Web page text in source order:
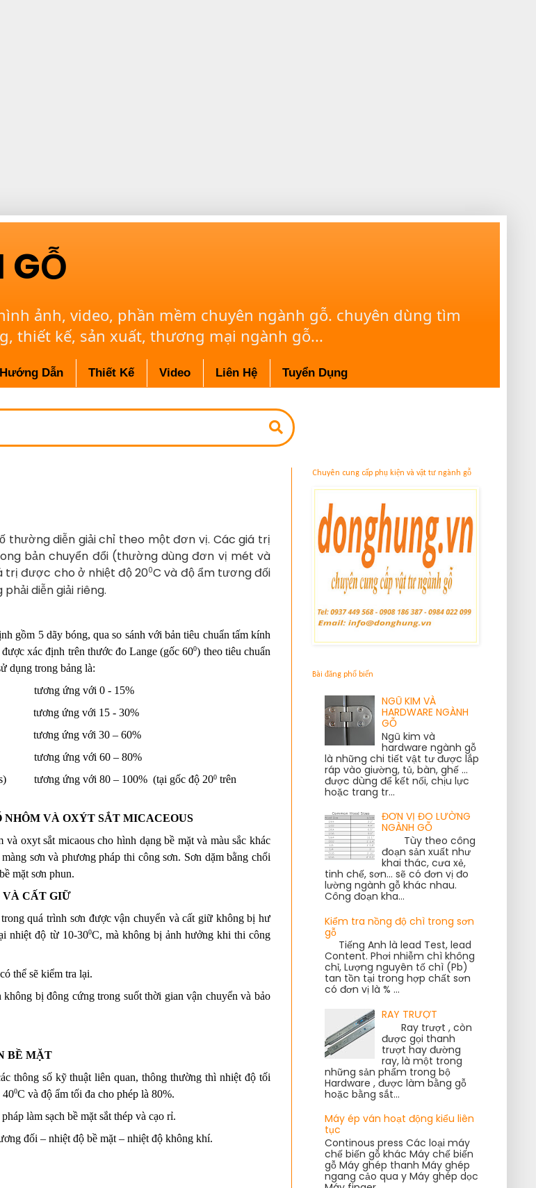
GỖ
ảnh, video, phần mềm chuyên ngành gỗ. chuyên dùng tìm
thiết kế, sản xuất, thương mại ngành gỗ...
Hướng Dẫn Thiết Kế Video Liên Hệ Tuyển Dụng
thường diễn giải chỉ theo một đơn vị. Các giá trị
bản chuyển đổi (thường dùng đơn vị mét và
trị được cho ở nhiệt độ 200C và độ ẩm tương đối
diễn giải riêng.
gồm 5 dãy bóng, qua so sánh với bản tiêu chuẩn tấm kính
xác định trên thước đo Lange (gốc 600) theo tiêu chuẩn
dụng trong bảng là:
tương ứng với 0 - 15%
tương ứng với 15 - 30%
tương ứng với 30 – 60%
tương ứng với 60 – 80%
tương ứng với 80 – 100%  (tại gốc độ 200 trên
NHÔM VÀ OXÝT SẮT MICACEOUS
và oxyt sắt micaous cho hình dạng bề mặt và màu sắc khác
sơn và phương pháp thi công sơn. Sơn dặm bằng chổi
mặt sơn phun.
VÀ CẤT GIỮ
quá trình sơn được vận chuyển và cất giữ không bị hư
nhiệt độ từ 10-300C, mà không bị ảnh hưởng khi thi công
thể sẽ kiểm tra lại.
không bị đông cứng trong suốt thời gian vận chuyển và bảo
BỀ MẶT
thông số kỹ thuật liên quan, thông thường thì nhiệt độ tối
400C và độ ẩm tối đa cho phép là 80%.
làm sạch bề mặt sắt thép và cạo rỉ.
đối – nhiệt độ bề mặt – nhiệt độ không khí.
Chuyên cung cấp phụ kiện và vật tư ngành gỗ
Bài đăng phổ biến
NGŨ KIM VÀ
HARDWARE NGÀNH
GỖ
Ngũ kim và
hardware ngành gỗ
là những chi tiết vật tư được lắp
ráp vào giường, tủ, bàn, ghế ...
được dùng để kết nối, chịu lực
hoặc trang tr...
ĐƠN VỊ ĐO LƯỜNG
NGÀNH GỖ
Tùy theo công
đoạn sản xuất như
khai thác, cưa xẻ,
tinh chế, sơn... sẽ có đơn vị đo
lường ngành gỗ khác nhau.
Công đoạn kha...
Kiểm tra nồng độ chì trong sơn
gỗ
Tiếng Anh là lead Test, lead
Content. Phơi nhiễm chì không
chỉ, Lượng nguyên tố chì (Pb)
tan tồn tại trong hợp chất sơn
có đơn vị là % ...
RAY TRƯỢT
Ray trượt , còn
được gọi thanh
trượt hay đường
ray, là một trong
những sản phẩm trong bộ
Hardware , được làm bằng gỗ
hoặc bằng sắt...
Máy ép ván hoạt động kiểu liên
tục
Continous press Các loại máy
chế biến gỗ khác Máy chế biến
gỗ Máy ghép thanh Máy ghép
ngang cảo qua y Máy ghép dọc